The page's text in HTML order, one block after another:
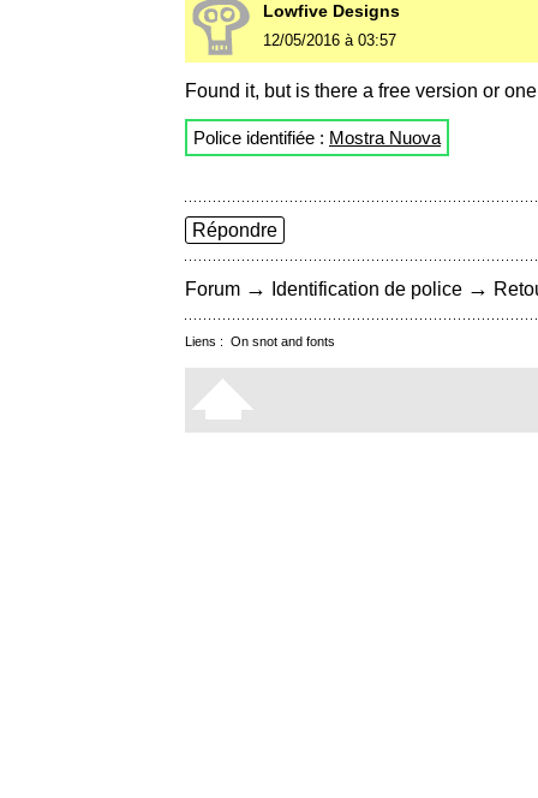
Lowfive Designs
12/05/2016 à 03:57
Found it, but is there a free version or
Police identifiée : Mostra Nuova
Répondre
Forum → Identification de police →
Liens : On snot and fonts